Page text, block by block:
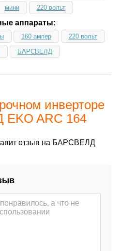
мини 220 вольт
аппараты:
160 ампер 220 вольт
БАРСВЕЛД
инверторе
ARC 164
отзыв на БАРСВЕЛД